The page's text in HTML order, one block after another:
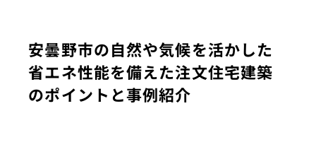
安曇野市の自然や気候を活かした
省エネ性能を備えた注文住宅建築
のポイントと事例紹介